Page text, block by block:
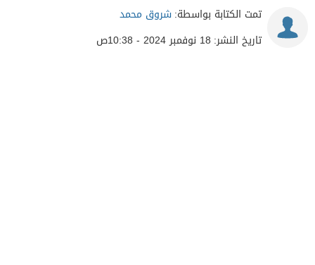
تمت الكتابة بواسطة:شروق محمد
تاريخ النشر: 18 نوفمبر 2024 - 10:38ص